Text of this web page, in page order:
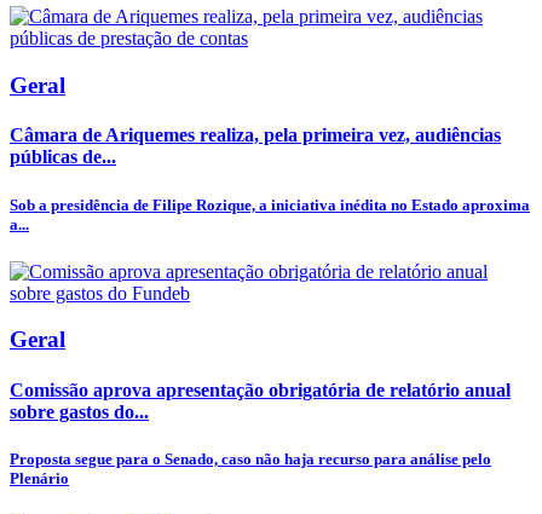
Geral
Câmara de Ariquemes realiza, pela primeira vez, audiências
públicas de...
Sob a presidência de Filipe Rozique, a iniciativa inédita no Estado aproxima
a...
Geral
Comissão aprova apresentação obrigatória de relatório anual
sobre gastos do...
Proposta segue para o Senado, caso não haja recurso para análise pelo
Plenário